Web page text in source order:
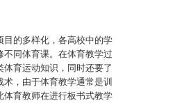
目的多样化，各高校中的学
同体育课。在体育教学过
育运动知识，同时还要了
，由于体育教学通常是训
体育教师在进行板书式教学